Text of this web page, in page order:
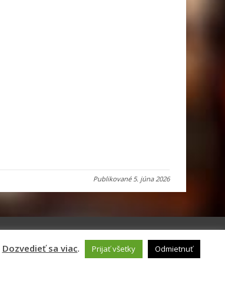
Publikované 5. júna 2026
Dozvedieť sa viac. Prijať všetky
Odmietnuť